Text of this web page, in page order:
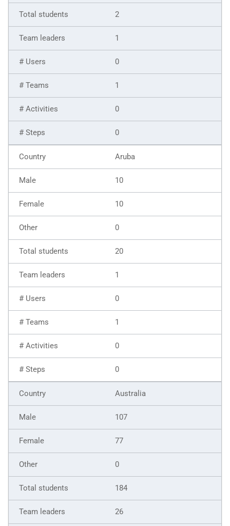
2
1
0
1
0
0
Aruba
10
10
0
20
1
0
1
0
0
Australia
107
77
0
184
26